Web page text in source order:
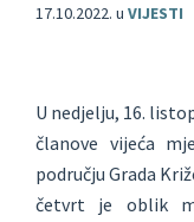
17.10.2022. u VIJESTI
U nedjelju, 16.
članove vijeća
području Grada
četvrt je oblik